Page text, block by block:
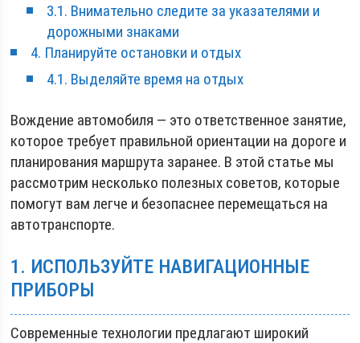
3.1. Внимательно следите за указателями и
дорожными знаками
4. Планируйте остановки и отдых
4.1. Выделяйте время на отдых
Вождение автомобиля — это ответственное занятие,
которое требует правильной ориентации на дороге и
планирования маршрута заранее. В этой статье мы
рассмотрим несколько полезных советов, которые
помогут вам легче и безопаснее перемещаться на
автотранспорте.
1. ИСПОЛЬЗУЙТЕ НАВИГАЦИОННЫЕ
ПРИБОРЫ
Современные технологии предлагают широкий